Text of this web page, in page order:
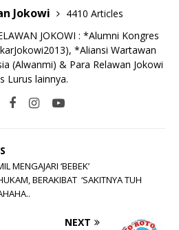
Jokowi
4410 Articles
JOKOWI : *Alumni Kongres
*Aliansi Wartawan
(Alwanmi) & Para Relawan Jokowi
Lurus lainnya.
MENGAJARI ‘BEBEK’
BERAKIBAT ‘SAKITNYA TUH
NEXT